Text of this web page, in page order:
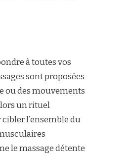
à toutes vos
sont proposées
ou des mouvements
un rituel
l’ensemble du
le massage détente